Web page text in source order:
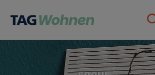
Zum Inhalt springen